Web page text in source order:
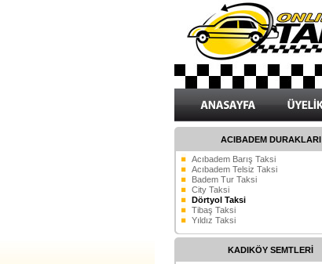
ACIBADEM DURAKLARI
Acıbadem Barış Taksi
Acıbadem Telsiz Taksi
Badem Tur Taksi
City Taksi
Dörtyol Taksi
Tibaş Taksi
Yıldız Taksi
KADIKÖY SEMTLERİ